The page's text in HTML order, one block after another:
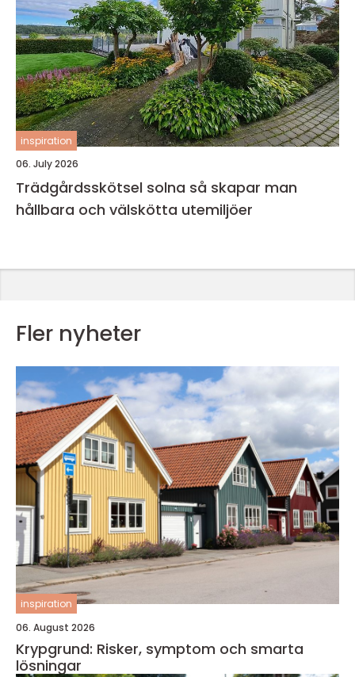
inspiration
06. July 2026
Trädgårdsskötsel solna så skapar man
hållbara och välskötta utemiljöer
Fler nyheter
inspiration
06. August 2026
Krypgrund: Risker, symptom och smarta
lösningar